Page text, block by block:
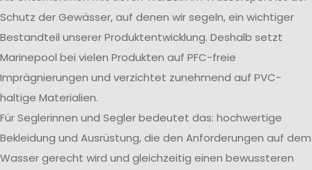
Schutz der Gewässer, auf denen wir segeln, ein wichtiger
Bestandteil unserer Produktentwicklung. Deshalb setzt
Marinepool bei vielen Produkten auf PFC-freie
Imprägnierungen und verzichtet zunehmend auf PVC-
haltige Materialien.
Für Seglerinnen und Segler bedeutet das: hochwertige
Bekleidung und Ausrüstung, die den Anforderungen auf dem
Wasser gerecht wird und gleichzeitig einen bewussteren